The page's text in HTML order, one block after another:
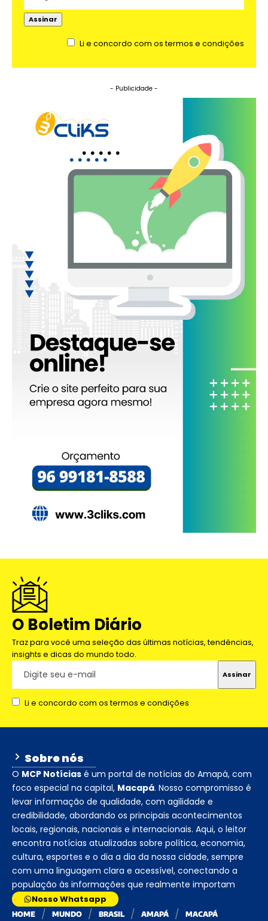
Li e concordo com os termos e condições
- Publicidade -
O Boletim Diário
Traz para você uma seleção das últimas notícias, tendências,
insights e dicas do mundo todo.
Li e concordo com os termos e condições
Sobre nós
O MCP Notícias é um portal de notícias do Amapá, com
foco especial na capital, Macapá. Nosso compromisso é
levar informação de qualidade, com agilidade e
credibilidade, abordando os principais acontecimentos
locais, regionais, nacionais e internacionais. Aqui, o leitor
encontra notícias atualizadas sobre política, economia,
cultura, esportes e o dia a dia da nossa cidade, sempre
com uma linguagem clara e acessível, conectando a
população às informações que realmente importam
Nosso Whatsapp
HOME MUNDO BRASIL AMAPÁ MACAPÁ